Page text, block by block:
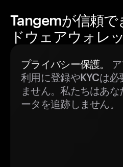
Tangemが信頼
ドウェアウォレ
プライバシー保護。
利用に登録やKYCは必
ません。私たちはあな
ータを追跡しません。